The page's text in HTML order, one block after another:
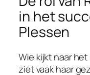
in het
Plessen
Wie kijkt naar
ziet vaak haar